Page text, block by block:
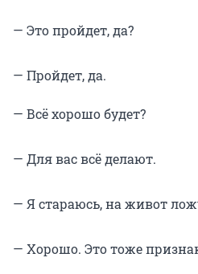
— Это пройдет, да?
— Пройдет, да.
— Всё хорошо будет?
— Для вас всё делают.
— Я стараюсь, на живот
— Хорошо. Это тоже